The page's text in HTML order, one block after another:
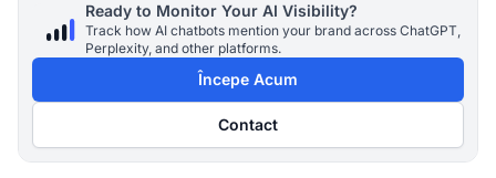
Ready to Monitor Your AI Visibility?
Track how AI chatbots mention your brand across ChatGPT,
Perplexity, and other platforms.
Începe Acum
Contact